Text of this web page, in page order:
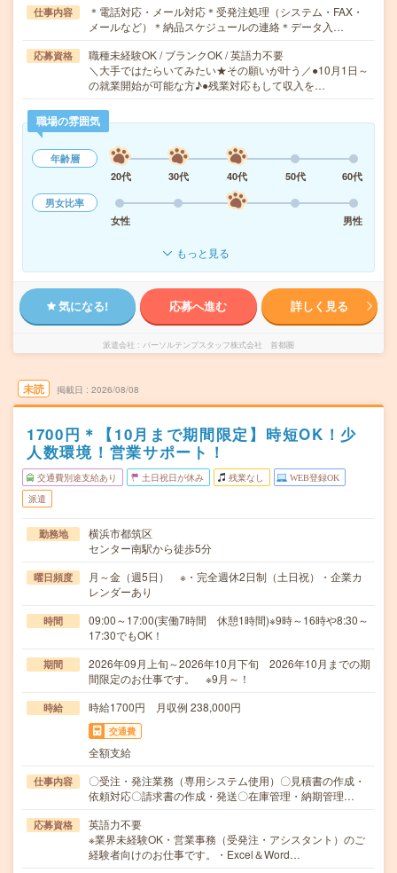
仕事内容
＊電話対応・メール対応＊受発注処理（システム・FAX・
メールなど）＊納品スケジュールの連絡＊データ入…
応募資格
職種未経験OK / ブランクOK / 英語力不要
＼大手ではたらいてみたい★その願いが叶う／●10月1日～
の就業開始が可能な方♪●残業対応もして収入を…
職場の雰囲気
年齢層
20代
30代 40代 50代
60代
男女比率
女性
男性
もっと見る
気になる! 応募へ進む 詳しく見る
派遣会社 パーソルテンプスタッフ株式会社 首都圏
未読 掲載日 2026/08/08
1700円＊【10月まで期間限定】時短OK！少
人数環境！営業サポート！
交通費別途支給あり 土日祝日が休み 残業なし WEB登録OK
派遣
勤務地
横浜市都筑区
センター南駅から徒歩5分
曜日頻度
月～金（週5日） ※・完全週休2日制（土日祝）・企業カ
レンダーあり
時間
09:00～17:00(実働7時間 休憩1時間)※9時～16時や8:30～
17:30でもOK！
期間
2026年09月上旬～2026年10月下旬 2026年10月までの期
間限定のお仕事です。 ※9月～！
時給 時給1700円 月収例 238,000円
交通費
全額支給
仕事内容
〇受注・発注業務（専用システム使用）〇見積書の作成・
依頼対応〇請求書の作成・発送〇在庫管理・納期管理…
応募資格
英語力不要
※業界未経験OK・営業事務（受発注・アシスタント）のご
経験者向けのお仕事です。・Excel＆Word…